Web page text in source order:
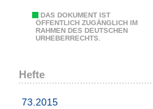
DAS DOKUMENT IST
ÖFFENTLICH ZUGÄNGLICH IM
RAHMEN DES DEUTSCHEN
URHEBERRECHTS.
Hefte
73.2015